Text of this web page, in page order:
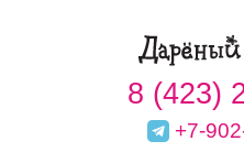
8 (423)
+7-